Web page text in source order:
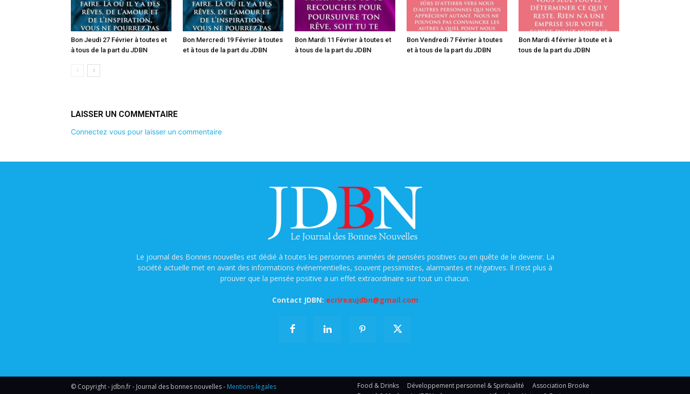
Bon Jeudi 27 Février à toutes et
à tous de la part du JDBN
Bon Mercredi 19 Février à toutes
et à tous de la part du JDBN
Bon Mardi 11 Février à toutes et
à tous de la part du JDBN
Bon Vendredi 7 Février à toutes
et à tous de la part du JDBN
Bon Mardi 4 février à toute et à
tous de la part du JDBN
LAISSER UN COMMENTAIRE
Connectez vous pour laisser un commentaire
Le journal des Bonnes nouvelles est dédié à toutes les personnes animées de pensées positives ou en quête de le devenir. La
société actuelle met en avant des informations événementielles, souvent pessimistes, alarmantes et négatives. Il n’est plus à
prouver que la pensée positive a un effet extraordinaire sur tout un chacun.
Contact JDBN: ecrireaujdbn@gmail.com
© Copyright - jdbn.fr - Journal des bonnes nouvelles - Mentions-legales Food & Drinks Développement personnel & Spiritualité
Association Brooke